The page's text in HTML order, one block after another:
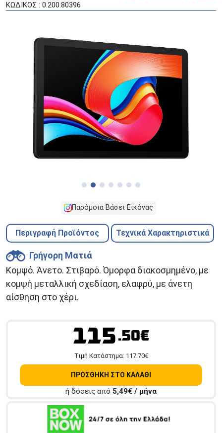
ΚΩΔΙΚΟΣ : 0.200.80396
Παρόμοια Βάσει Εικόνας
Περιγραφή Προϊόντος Τεχνικά Χαρακτηριστικά
Γρήγορη Ματιά
Κομψό. Άνετο. Στιβαρό. Όμορφα διακοσμημένο, με
κομψή μεταλλική σχεδίαση, ελαφρύ, με άνετη
αίσθηση στο χέρι.
115.50€
Tιμή Κατάστημα: 117.70€
ΠΡΟΣΘΗΚΗ ΣΤΟ ΚΑΛΑΘΙ
ή δόσεις από 5,49€ / μήνα